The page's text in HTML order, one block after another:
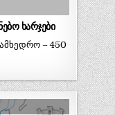
ხარჯები
– 450